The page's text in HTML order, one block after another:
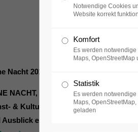
Nacht 2019 - Programm museum
NACHT, das größte Kulturfestival
& Kulturquartier Schiffbauergasse
ein und geht dabei der
Notwendige Cookies
Website korrekt
Komfort
Es werden
Maps,
Statistik
Es werden
Maps,
geladen